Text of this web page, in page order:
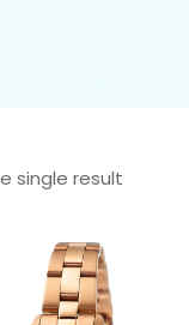
single result